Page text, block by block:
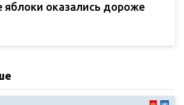
яблоки оказались дороже